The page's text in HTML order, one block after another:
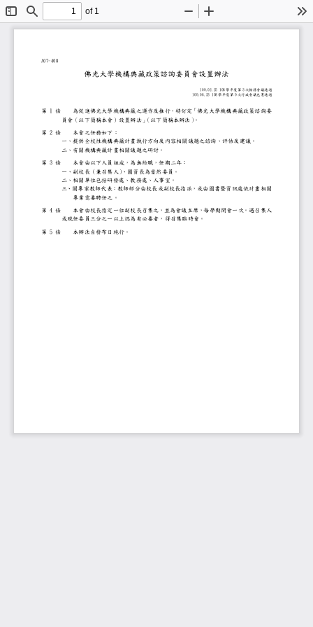
Toggle
Sidebar
Find
of 1
Zoom
Out
In
A07-408
佛光大學機構典藏政策諮詢委員會設置辦法
109.02.25 10
8 學年度第
3 次館務會議通過
109.06.23 108學年度第
9 次行政會議包裹通過
第 條
為促進佛光大學機構典藏之運作及推行，特訂定「佛光大學
員會（以下簡稱本會）設置辦法」
（以下簡稱本辦法）
。
第 2 條
本會之任務如下：
一、提供全校性機構典藏計畫執行方向及內容相關議題之諮詢
二、有關機構典藏計畫相關議題之研討。
第 3 條
本會由以下人員組成，為無給職，任期二年：
一、副校長（兼召集人）、圖資長為當然委員。
二、相關單位包括研發處、教務處、人事室。
三、關專家教師代表：教師部
分由校長或副校長指派，或由圖書暨資訊處
專業需要聘任之。
第 4 條
本會由校長指定一位副校長召集之，並為會議主席，每學期
或現任委員三分之一以上認為有必要者，得召集臨時會。
第 5 條 本辦法自發布日施行。